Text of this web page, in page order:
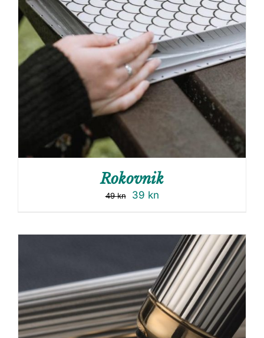
Rokovnik
49kn 39 kn